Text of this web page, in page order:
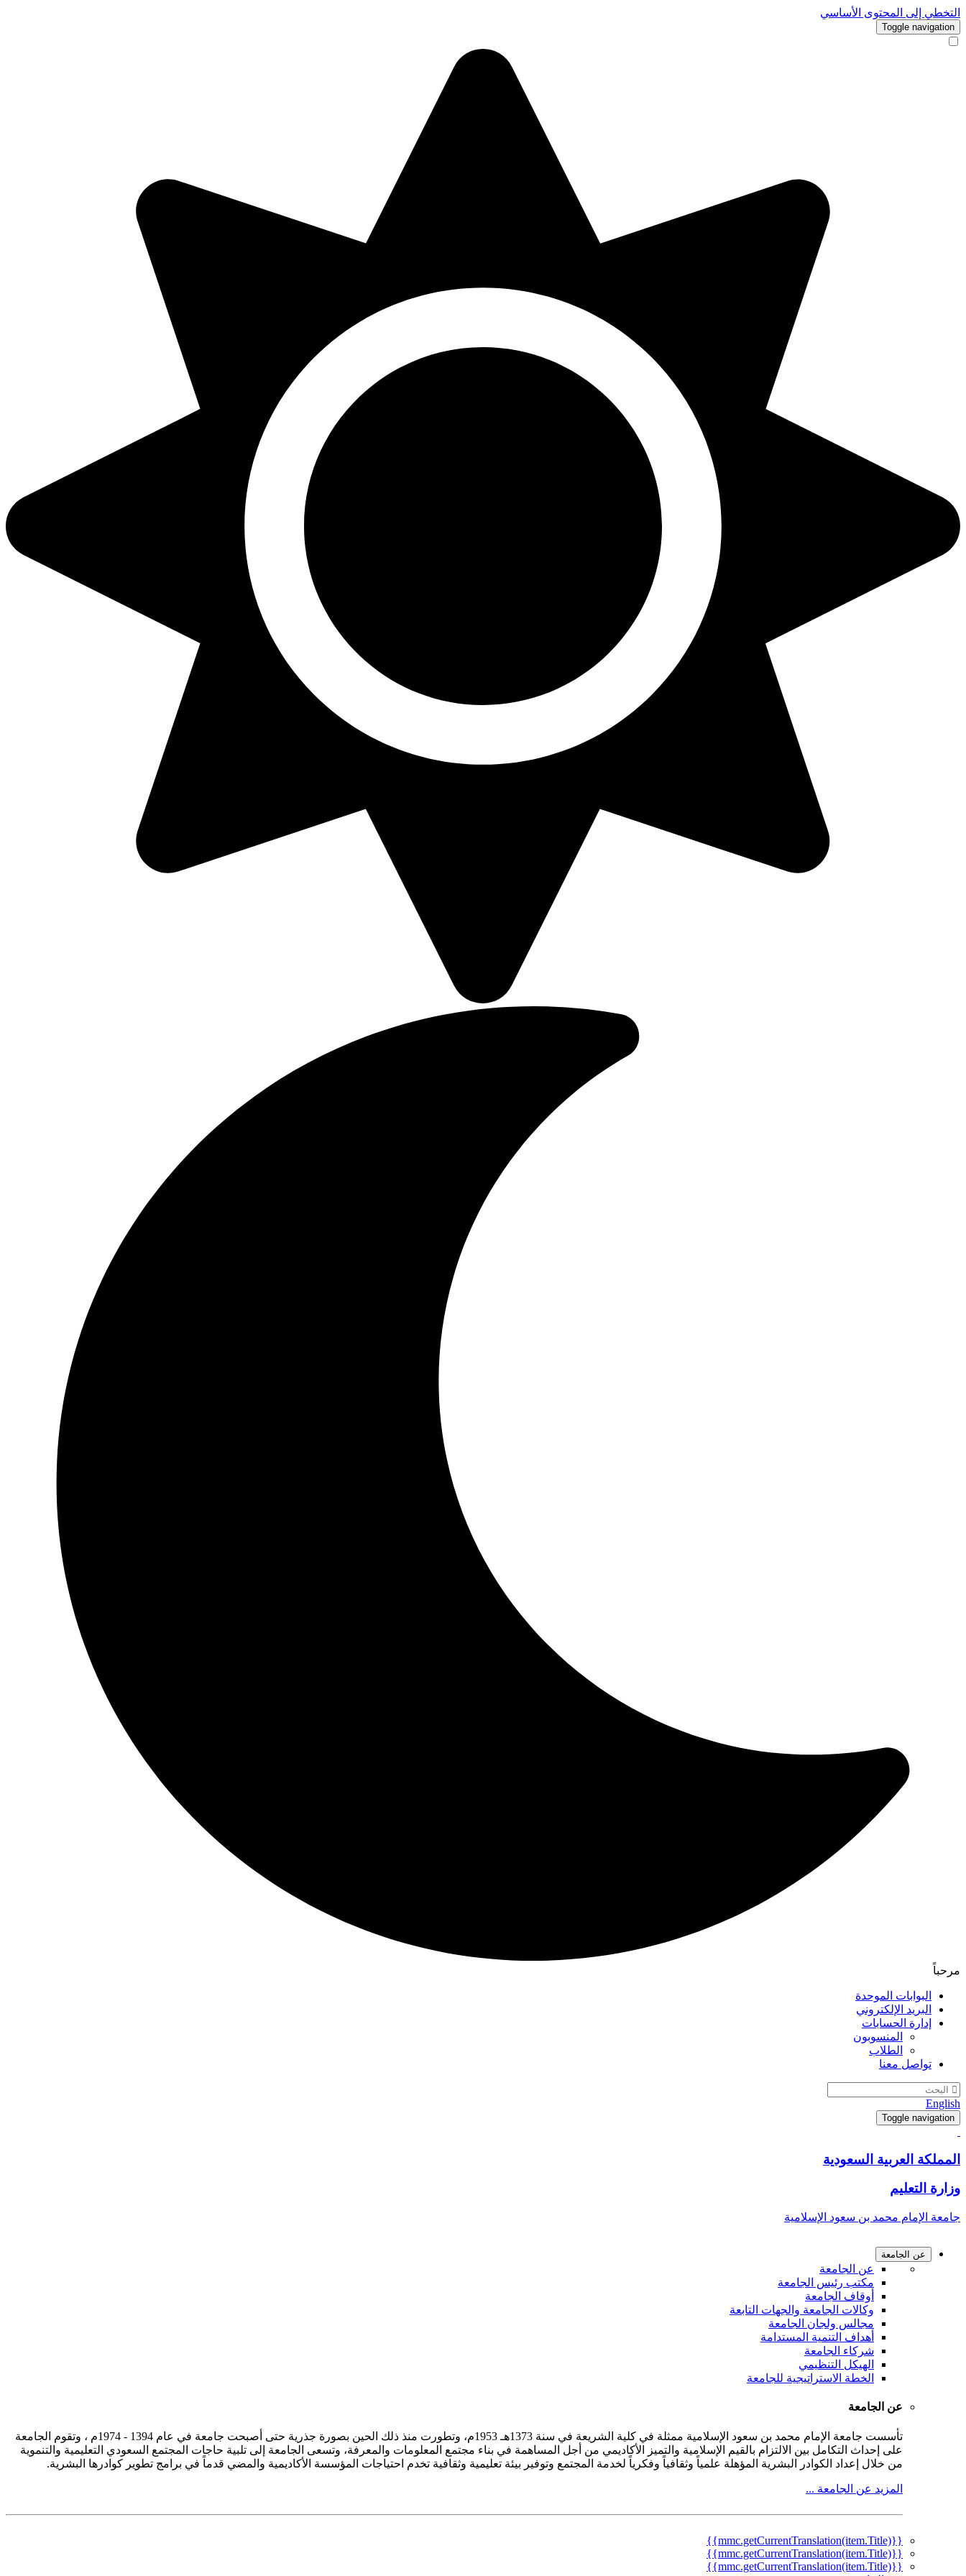
التخطي إلى المحتوى الأساسي
Toggle navigation
مرحباً
البوابات الموحدة
البريد الإلكتروني
إدارة الحسابات
المنسوبون
الطلاب
تواصل معنا
English
Toggle navigation
المملكة العربية السعودية
وزارة التعليم
جامعة الإمام محمد بن سعود الإسلامية
عن الجامعة
عن الجامعة
مكتب رئيس الجامعة
أوقاف الجامعة
وكالات الجامعة والجهات التابعة
مجالس ولجان الجامعة
أهداف التنمية المستدامة
شركاء الجامعة
الهيكل التنظيمي
الخطة الاستراتيجية للجامعة
عن الجامعة
تأسست جامعة الإمام محمد بن سعود الإسلامية ممثلة في كلية الشريعة في سنة 1373هـ 1953م، وتطورت منذ ذلك الحين بصورة جذرية حتى أصبحت جامعة في عام 1394 - 1974م ، وتقوم الجامعة
على إحداث التكامل بين الالتزام بالقيم الإسلامية والتميز الأكاديمي من أجل المساهمة في بناء مجتمع المعلومات والمعرفة، وتسعى الجامعة إلى تلبية حاجات المجتمع السعودي التعليمية والتنموية
من خلال إعداد الكوادر البشرية المؤهلة علمياً وثقافياً وفكرياً لخدمة المجتمع وتوفير بيئة تعليمية وثقافية تخدم احتياجات المؤسسة الأكاديمية والمضي قدماً في برامج تطوير كوادرها البشرية.
المزيد عن الجامعة ...
{{mmc.getCurrentTranslation(item.Title)}}
{{mmc.getCurrentTranslation(item.Title)}}
{{mmc.getCurrentTranslation(item.Title)}}